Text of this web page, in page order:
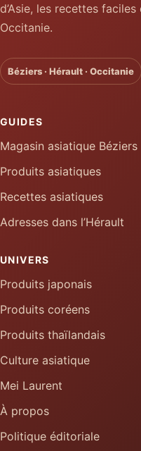
d’Asie, les recettes
Occitanie.
Béziers · Hérault · Occitanie
GUIDES
Magasin asiatique Béziers
Produits asiatiques
Recettes asiatiques
Adresses dans l’Hérault
UNIVERS
Produits japonais
Produits coréens
Produits thaïlandais
Culture asiatique
Mei Laurent
À propos
Politique éditoriale